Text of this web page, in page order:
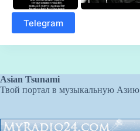
Telegram
Asian Tsunami
Твой портал в музыкальную Азию